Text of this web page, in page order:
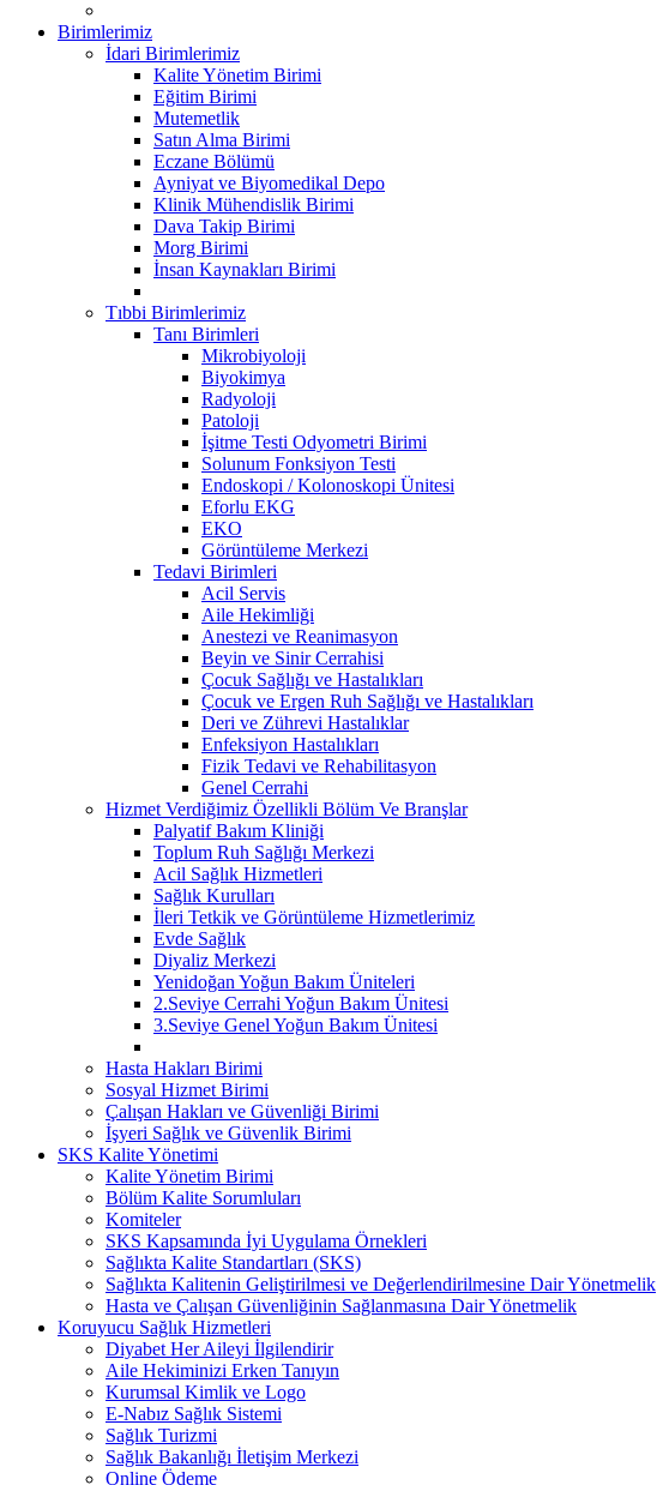
Birimlerimiz
İdari Birimlerimiz
Kalite Yönetim Birimi
Eğitim Birimi
Mutemetlik
Satın Alma Birimi
Eczane Bölümü
Ayniyat ve Biyomedikal Depo
Klinik Mühendislik Birimi
Dava Takip Birimi
Morg Birimi
İnsan Kaynakları Birimi
Tıbbi Birimlerimiz
Tanı Birimleri
Mikrobiyoloji
Biyokimya
Radyoloji
Patoloji
İşitme Testi Odyometri Birimi
Solunum Fonksiyon Testi
Endoskopi / Kolonoskopi Ünitesi
Eforlu EKG
EKO
Görüntüleme Merkezi
Tedavi Birimleri
Acil Servis
Aile Hekimliği
Anestezi ve Reanimasyon
Beyin ve Sinir Cerrahisi
Çocuk Sağlığı ve Hastalıkları
Çocuk ve Ergen Ruh Sağlığı ve Hastalıkları
Deri ve Zührevi Hastalıklar
Enfeksiyon Hastalıkları
Fizik Tedavi ve Rehabilitasyon
Genel Cerrahi
Hizmet Verdiğimiz Özellikli Bölüm Ve Branşlar
Palyatif Bakım Kliniği
Toplum Ruh Sağlığı Merkezi
Acil Sağlık Hizmetleri
Sağlık Kurulları
İleri Tetkik ve Görüntüleme Hizmetlerimiz
Evde Sağlık
Diyaliz Merkezi
Yenidoğan Yoğun Bakım Üniteleri
2.Seviye Cerrahi Yoğun Bakım Ünitesi
3.Seviye Genel Yoğun Bakım Ünitesi
Hasta Hakları Birimi
Sosyal Hizmet Birimi
Çalışan Hakları ve Güvenliği Birimi
İşyeri Sağlık ve Güvenlik Birimi
SKS Kalite Yönetimi
Kalite Yönetim Birimi
Bölüm Kalite Sorumluları
Komiteler
SKS Kapsamında İyi Uygulama Örnekleri
Sağlıkta Kalite Standartları (SKS)
Sağlıkta Kalitenin Geliştirilmesi ve Değerlendirilmesine Dair Yönetmelik
Hasta ve Çalışan Güvenliğinin Sağlanmasına Dair Yönetmelik
Koruyucu Sağlık Hizmetleri
Diyabet Her Aileyi İlgilendirir
Aile Hekiminizi Erken Tanıyın
Kurumsal Kimlik ve Logo
E-Nabız Sağlık Sistemi
Sağlık Turizmi
Sağlık Bakanlığı İletişim Merkezi
Online Ödeme